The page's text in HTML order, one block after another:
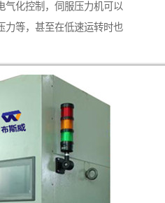
气化控制，伺服压力机可以
力等，甚至在低速运转时也